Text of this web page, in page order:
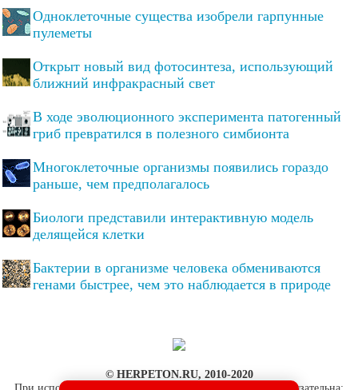
Одноклеточные существа изобрели гарпунные
пулеметы
Открыт новый вид фотосинтеза, использующий
ближний инфракрасный свет
В ходе эволюционного эксперимента патогенный
гриб превратился в полезного симбионта
Многоклеточные организмы появились гораздо
раньше, чем предполагалось
Биологи представили интерактивную модель
делящейся клетки
Бактерии в организме человека обмениваются
генами быстрее, чем это наблюдается в природе
© HERPETON.RU, 2010-2020